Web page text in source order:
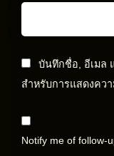
บันทึกชื่อ, อีเมล
สำหรับการแสดงควา
Notify me of follow-